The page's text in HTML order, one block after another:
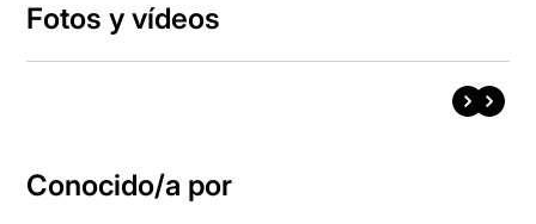
Fotos y vídeos
Conocido/a por